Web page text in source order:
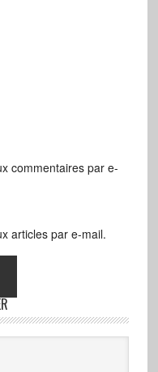
commentaires par e-
articles par e-mail.